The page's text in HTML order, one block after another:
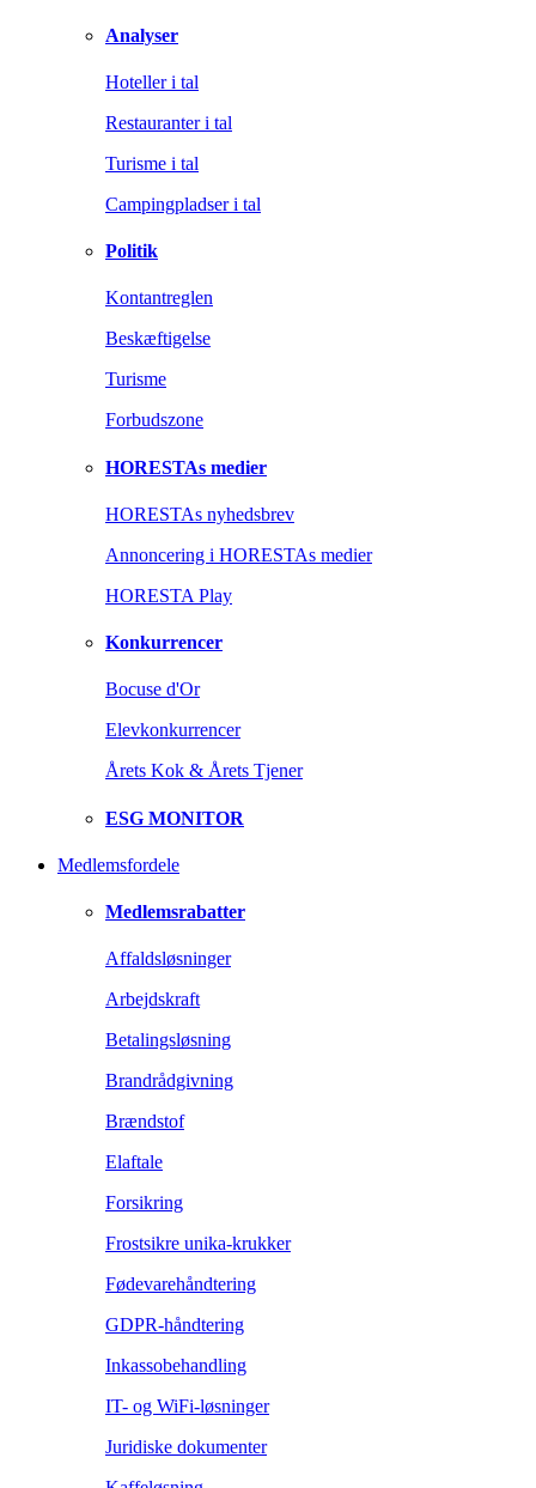
Analyser
Hoteller i tal
Restauranter i tal
Turisme i tal
Campingpladser i tal
Politik
Kontantreglen
Beskæftigelse
Turisme
Forbudszone
HORESTAs medier
HORESTAs nyhedsbrev
Annoncering i HORESTAs medier
HORESTA Play
Konkurrencer
Bocuse d'Or
Elevkonkurrencer
Årets Kok & Årets Tjener
ESG MONITOR
Medlemsfordele
Medlemsrabatter
Affaldsløsninger
Arbejdskraft
Betalingsløsning
Brandrådgivning
Brændstof
Elaftale
Forsikring
Frostsikre unika-krukker
Fødevarehåndtering
GDPR-håndtering
Inkassobehandling
IT- og WiFi-løsninger
Juridiske dokumenter